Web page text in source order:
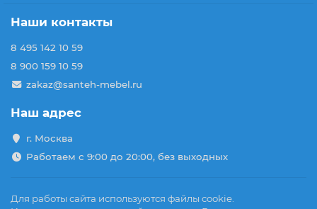
Наши контакты
8 495 142 10 59
8 900 159 10 59
zakaz@santeh-mebel.ru
Наш адрес
г. Москва
Работаем с 9:00 до 20:00, без выходных
Для работы сайта используются файлы cookie.